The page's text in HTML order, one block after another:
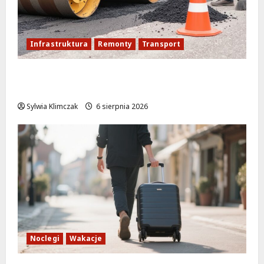
Infrastruktura Remonty Transport
Sylwia Klimczak 6 sierpnia 2026
Noclegi Wakacje